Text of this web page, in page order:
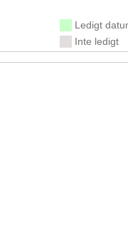
Ledigt
Inte ledigt